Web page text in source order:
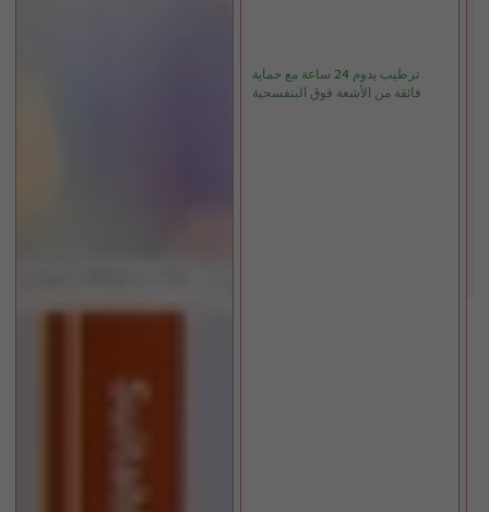
ترطيب يدوم 24 ساعة مع حماية
فائقة من الأشعة فوق البنفسجية